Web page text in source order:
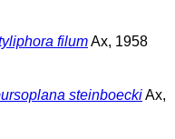
filumAx, 1958
steinboeckiAx,